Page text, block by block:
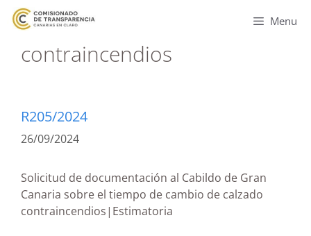
Menu
contraincendios
R205/2024
26/09/2024
Solicitud de documentación al Cabildo de Gran
Canaria sobre el tiempo de cambio de calzado
contraincendios|Estimatoria